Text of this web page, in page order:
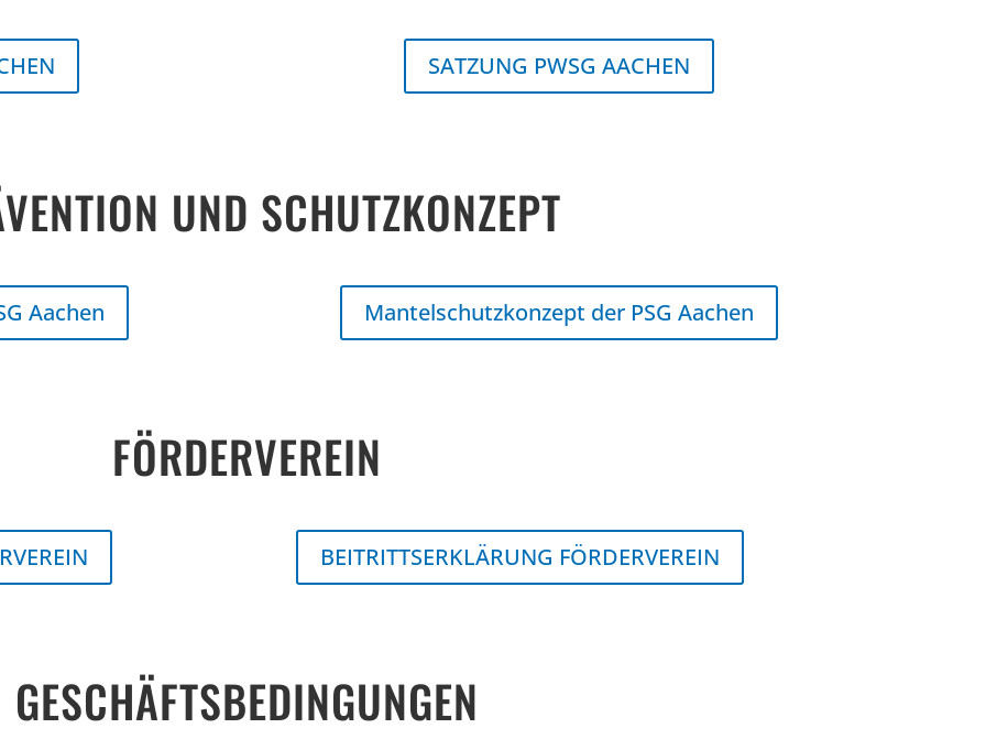
SATZUNG PWSG AACHEN
UND SCHUTZKONZEPT
Aachen Mantelschutzkonzept der PSG Aachen
FÖRDERVEREIN
BEITRITTSERKLÄRUNG FÖRDERVEREIN
GESCHÄFTSBEDINGUNGEN